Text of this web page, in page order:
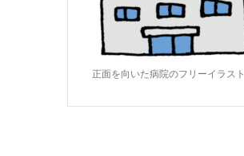
正面を向いた病院のフリーイラスト